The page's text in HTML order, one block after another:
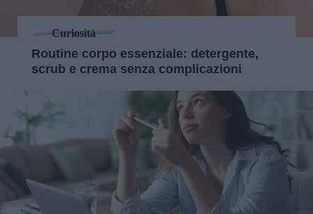
Curiosità
Routine corpo essenziale: detergente,
scrub e crema senza complicazioni